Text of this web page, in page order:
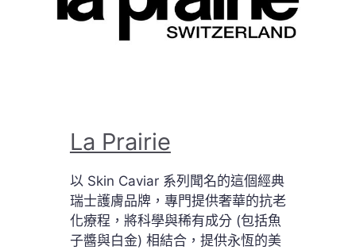
La Prairie
以 Skin Caviar 系列聞名的這個經典
瑞士護膚品牌，專門提供奢華的抗老
化療程，將科學與稀有成分 (包括魚
子醬與白金) 相結合，提供永恆的美